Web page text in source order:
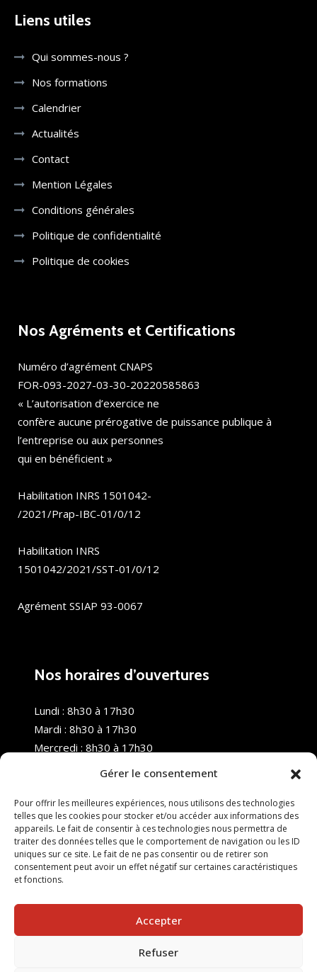
Gérer le consentement
Pour offrir les meilleures expériences, nous utilisons des technologies
telles que les cookies pour stocker et/ou accéder aux informations des
appareils. Le fait de consentir à ces technologies nous permettra de
traiter des données telles que le comportement de navigation ou les ID
uniques sur ce site. Le fait de ne pas consentir ou de retirer son
consentement peut avoir un effet négatif sur certaines caractéristiques
et fonctions.
Accepter
Refuser
Liens utiles
Qui sommes-nous ?
Nos formations
Calendrier
Actualités
Contact
Mention Légales
Conditions générales
Politique de confidentialité
Politique de cookies
Nos Agréments et Certifications
Numéro d’agrément CNAPS
FOR-093-2027-03-30-20220585863
« L’autorisation d’exercice ne
confère aucune prérogative de puissance publique à
l’entreprise ou aux personnes
qui en bénéficient »
Habilitation INRS 1501042-
/2021/Prap-IBC-01/0/12
Habilitation INRS
1501042/2021/SST-01/0/12
Agrément SSIAP 93-0067
Nos horaires d’ouvertures
Lundi : 8h30 à 17h30
Mardi : 8h30 à 17h30
Mercredi : 8h30 à 17h30
Samedi : Fermé
Dimanche : Fermé
© 2025 Nouvel R Formation - TOUS DROITS RÉSERVÉS -